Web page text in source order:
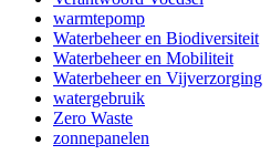
warmtepomp
Waterbeheer en Biodiversiteit
Waterbeheer en Mobiliteit
Waterbeheer en Vijverzorging
watergebruik
Zero Waste
zonnepanelen